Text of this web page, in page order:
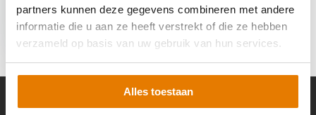
partners kunnen deze gegevens combineren met andere
informatie die u aan ze heeft verstrekt of die ze hebben
verzameld op basis van uw gebruik van hun services.
Alles toestaan
Growatt MID 17KTL3-
XH
€ 1.741,95